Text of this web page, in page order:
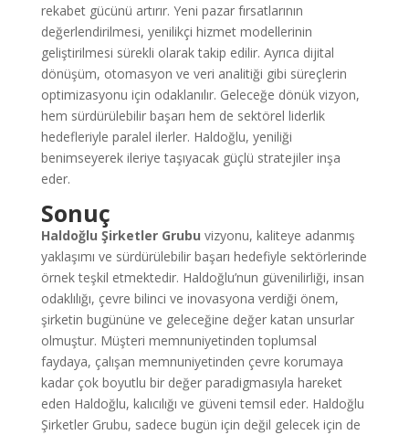
rekabet gücünü artırır. Yeni pazar fırsatlarının
değerlendirilmesi, yenilikçi hizmet modellerinin
geliştirilmesi sürekli olarak takip edilir. Ayrıca dijital
dönüşüm, otomasyon ve veri analitiği gibi süreçlerin
optimizasyonu için odaklanılır. Geleceğe dönük vizyon,
hem sürdürülebilir başarı hem de sektörel liderlik
hedefleriyle paralel ilerler. Haldoğlu, yeniliği
benimseyerek ileriye taşıyacak güçlü stratejiler inşa
eder.
Sonuç
Haldoğlu Şirketler Grubu vizyonu, kaliteye adanmış
yaklaşımı ve sürdürülebilir başarı hedefiyle sektörlerinde
örnek teşkil etmektedir. Haldoğlu’nun güvenilirliği, insan
odaklılığı, çevre bilinci ve inovasyona verdiği önem,
şirketin bugününe ve geleceğine değer katan unsurlar
olmuştur. Müşteri memnuniyetinden toplumsal
faydaya, çalışan memnuniyetinden çevre korumaya
kadar çok boyutlu bir değer paradigmasıyla hareket
eden Haldoğlu, kalıcılığı ve güveni temsil eder. Haldoğlu
Şirketler Grubu, sadece bugün için değil gelecek için de